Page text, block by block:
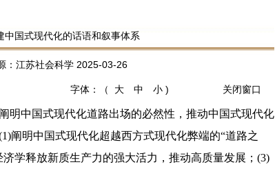
国式现代化的话语和叙事体系
江苏社会科学 2025-03-26
字体：（ 大 中 小) 关闭窗口
明中国式现代化道路出场的必然性，推动中国式现代化
阐明中国式现代化超越西方式现代化弊端的“道路之
学释放新质生产力的强大活力，推动高质量发展；(3)